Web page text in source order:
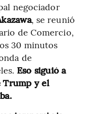
negociador
, se reunió
de Comercio,
30 minutos
de
Eso siguió a
Trump y el